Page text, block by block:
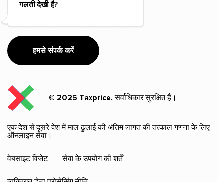
गलती देखी है?
हमसे संपर्क करें
© 2026 Taxprice. सर्वाधिकार सुरक्षित हैं।
एक देश से दूसरे देश में माल ढुलाई की अंतिम लागत की तत्काल गणना के लिए
ऑनलाइन सेवा।
वेबसाइट विजेट सेवा के उपयोग की शर्तें